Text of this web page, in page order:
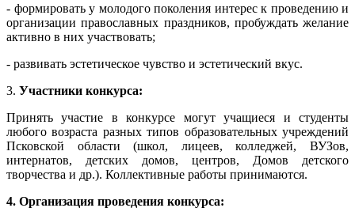
- формировать у молодого поколения интерес к проведению и
организации православных праздников, пробуждать желание
активно в них участвовать;
- развивать эстетическое чувство и эстетический вкус.
3. Участники конкурса:
Принять участие в конкурсе могут учащиеся и студенты
любого возраста разных типов образовательных учреждений
Псковской области (школ, лицеев, колледжей, ВУЗов,
интернатов, детских домов, центров, Домов детского
творчества и др.). Коллективные работы принимаются.
4. Организация проведения конкурса: